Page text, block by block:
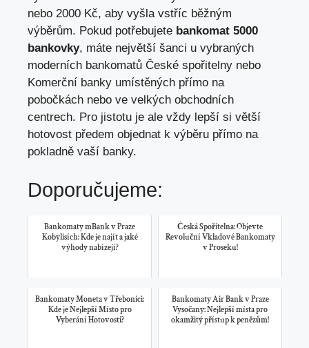
nebo 2000 Kč, aby vyšla vstříc běžným
výběrům. Pokud potřebujete bankomat 5000
bankovky, máte největší šanci u vybraných
moderních bankomatů České spořitelny nebo
Komerční banky umístěných přímo na
pobočkách nebo ve velkých obchodních
centrech. Pro jistotu je ale vždy lepší si větší
hotovost předem objednat k výběru přímo na
pokladně vaší banky.
Doporučujeme:
Bankomaty mBank v Praze
Kobylisích: Kde je najít a jaké
výhody nabízejí?
Česká Spořitelna: Objevte
Revoluční Vkladové Bankomaty
v Proseku!
Bankomaty Moneta v Třebonici:
Kde je Nejlepší Místo pro
Vyberání Hotovosti?
Bankomaty Air Bank v Praze
Vysočany: Nejlepší místa pro
okamžitý přístup k penězům!